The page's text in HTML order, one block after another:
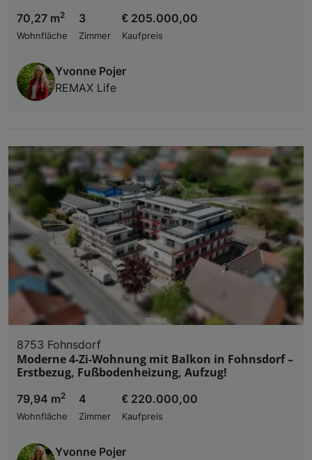
70,27 m2
Wohnfläche
3
Zimmer
€ 205.000,00
Kaufpreis
Yvonne Pojer
REMAX Life
8753 Fohnsdorf
Moderne 4-Zi-Wohnung mit Balkon in Fohnsdorf –
Erstbezug, Fußbodenheizung, Aufzug!
79,94 m2
Wohnfläche
4
Zimmer
€ 220.000,00
Kaufpreis
Yvonne Pojer